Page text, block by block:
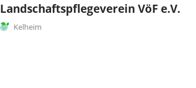
Landschaftspflegeverein VöF e.V.
Kelheim